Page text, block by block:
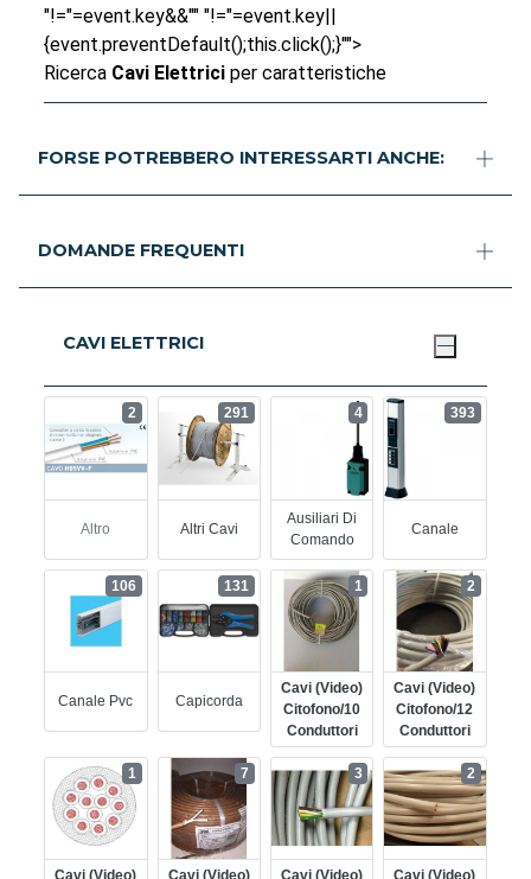
"!="=event.key&&"" "!="=event.key||
{event.preventDefault();this.click();}"">
Ricerca Cavi Elettriciper caratteristiche
FORSE POTREBBERO INTERESSARTI ANCHE:
DOMANDE FREQUENTI
CAVI ELETTRICI
Altro
2
Altri Cavi
291
Ausiliari Di
Comando
4
Canale
393
Canale Pvc
106
Capicorda
131
Cavi (video)
Citofono/10
Conduttori
1
Cavi (video)
Citofono/12
Conduttori
2
1 7 3 2